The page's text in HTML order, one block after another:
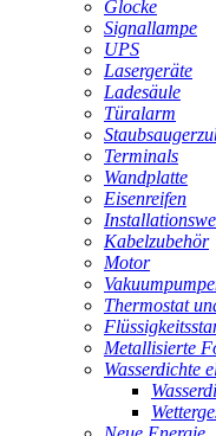
Glocke
Signallampe
UPS
Lasergeräte
Ladesäule
Türalarm
Terminals
Wandplatte
Eisenreifen
Kabelzubehör
Motor
Thermostat
Metallisierte
Wasserdichte